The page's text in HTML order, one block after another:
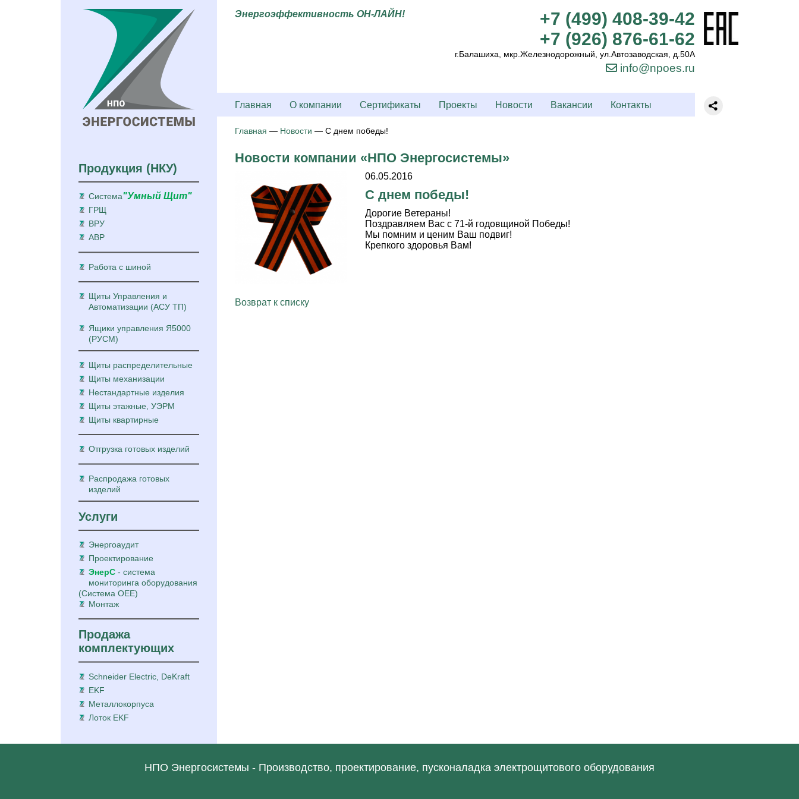
Энергоэффективность ОН-ЛАЙН!
+7 (499) 408-39-42
+7 (926) 876-61-62
г.Балашиха, мкр.Железнодорожный, ул.Автозаводская, д.50А
info@npoes.ru
Главная О компании Сертификаты Проекты Новости Вакансии Контакты
Главная — Новости — С днем победы!
Новости компании «НПО Энергосистемы»
06.05.2016
С днем победы!
Дорогие Ветераны!
Поздравляем Вас с 71-й годовщиной Победы!
Мы помним и ценим Ваш подвиг!
Крепкого здоровья Вам!
Возврат к списку
Продукция (НКУ)
Система"Умный Щит"
ГРЩ
ВРУ
АВР
Работа с шиной
Щиты Управления и
Автоматизации (АСУ ТП)
Ящики управления Я5000
(РУСМ)
Щиты распределительные
Щиты механизации
Нестандартные изделия
Щиты этажные, УЭРМ
Щиты квартирные
Отгрузка готовых изделий
Распродажа готовых
изделий
Услуги
Энергоаудит
Проектирование
ЭнерС - система
мониторинга оборудования
(Система ОЕЕ)
Монтаж
Продажа
комплектующих
Schneider Electric, DeKraft
EKF
Металлокорпуса
Лоток EKF
НПО Энергосистемы - Производство, проектирование, пусконаладка электрощитового оборудования